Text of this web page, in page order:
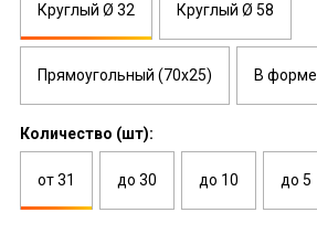
Круглый Ø 32 Круглый Ø 58
Прямоугольный (70х25) В
Количество (шт):
от 31 до 30 до 10 до 5